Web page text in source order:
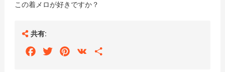
この着メロが好きですか？
共有:
FacebookTwitterPinterest
VK